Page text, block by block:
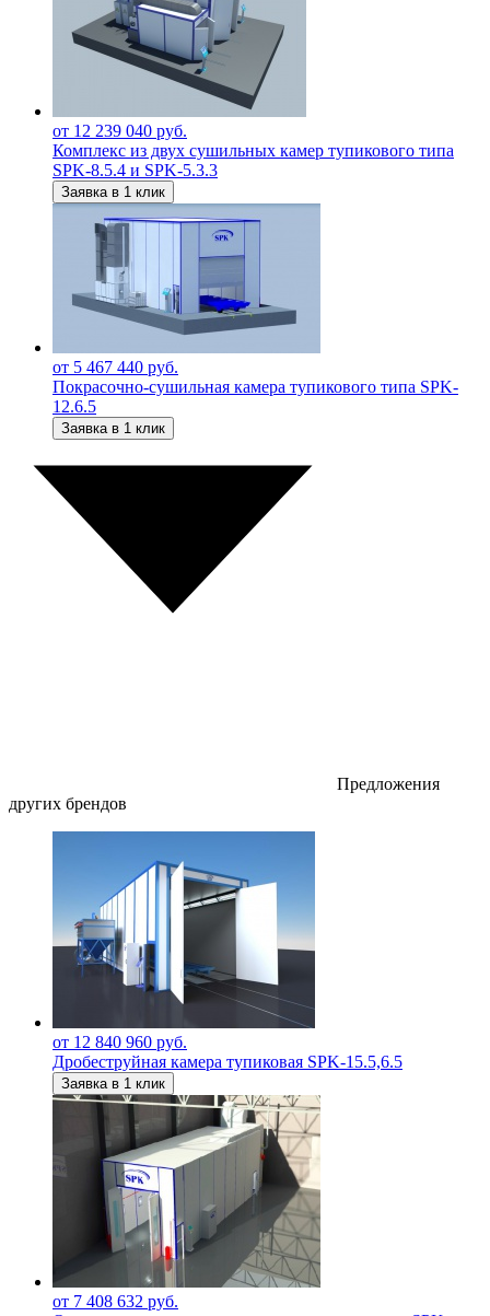
от 12 239 040 руб.
Комплекс из двух сушильных камер тупикового типа
SPK-8.5.4 и SPK-5.3.3
Заявка в 1 клик
от 5 467 440 руб.
Покрасочно-сушильная камера тупикового типа SPK-
12.6.5
Заявка в 1 клик
Предложения
других брендов
от 12 840 960 руб.
Дробеструйная камера тупиковая SPK-15.5,6.5
Заявка в 1 клик
от 7 408 632 руб.